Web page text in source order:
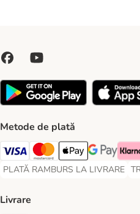
Metode de plată
Visa Payment Method
Master Card Payment
Apple Pay Payment
Google Pay
PLATĂ RAMBURS LA LIVRARE
PLATĂ RAMBURS LA LIVRARE
Livrare